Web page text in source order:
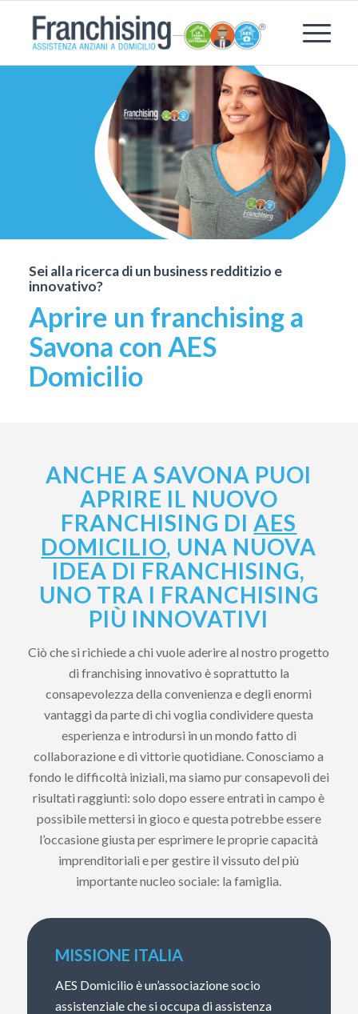
Sei alla ricerca di un business redditizio e
innovativo?
Aprire un franchising a
Savona con AES
Domicilio
ANCHE A SAVONA PUOI
APRIRE IL NUOVO
FRANCHISING DIAES
DOMICILIO, UNA NUOVA
IDEA DI FRANCHISING,
UNO TRA I FRANCHISING
PIÙ INNOVATIVI
Ciò che si richiede a chi vuole aderire al nostro progetto
di franchising innovativo è soprattutto la
consapevolezza della convenienza e degli enormi
vantaggi da parte di chi voglia condividere questa
esperienza e introdursi in un mondo fatto di
collaborazione e di vittorie quotidiane. Conosciamo a
fondo le difficoltà iniziali, ma siamo pur consapevoli dei
risultati raggiunti: solo dopo essere entrati in campo è
possibile mettersi in gioco e questa potrebbe essere
l’occasione giusta per esprimere le proprie capacità
imprenditoriali e per gestire il vissuto del più
importante nucleo sociale: la famiglia.
MISSIONE ITALIA
AES Domicilio è un’associazione socio
assistenziale che si occupa di assistenza